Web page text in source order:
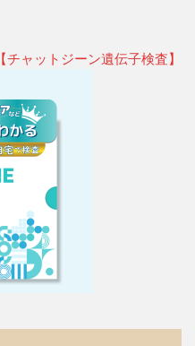
ャットジーン遺伝子検査】